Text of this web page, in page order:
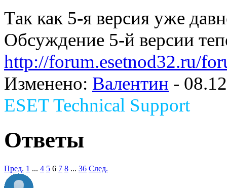
Так как 5-я версия уже
Обсуждение 5-й версии
http://forum.esetnod32.ru/
Изменено: Валентин -
ESET Technical Support
Ответы
Пред. 1 ... 4 5 6 7 8 ... 36 След.